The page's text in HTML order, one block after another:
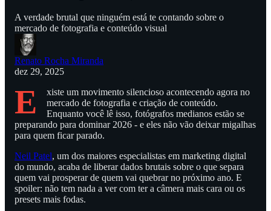
A verdade brutal que ninguém está te contando sobre o
mercado de fotografia e conteúdo visual
Renato Rocha Miranda
dez 29, 2025
E
xiste um movimento silencioso acontecendo agora no
mercado de fotografia e criação de conteúdo.
Enquanto você lê isso, fotógrafos medianos estão se
preparando para dominar 2026 - e eles não vão deixar migalhas
para quem ficar parado.
Neil Patel, um dos maiores especialistas em marketing digital
do mundo, acaba de liberar dados brutais sobre o que separa
quem vai prosperar de quem vai quebrar no próximo ano. E
spoiler: não tem nada a ver com ter a câmera mais cara ou os
presets mais fodas.